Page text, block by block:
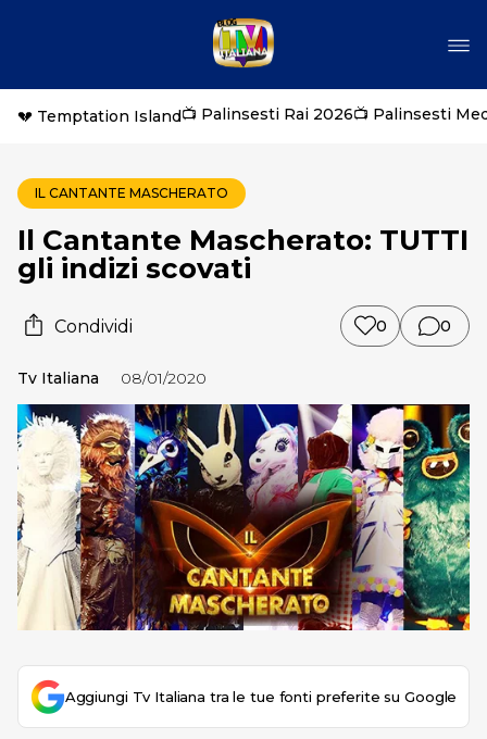
💔 Temptation Island📺 Palinsesti Rai 2026📺 Palinsesti
IL CANTANTE MASCHERATO
Il Cantante Mascherato: TUTTI
gli indizi scovati
Condividi 0 0
Tv Italiana 08/01/2020
Aggiungi Tv Italiana tra le tue fonti preferite su Google